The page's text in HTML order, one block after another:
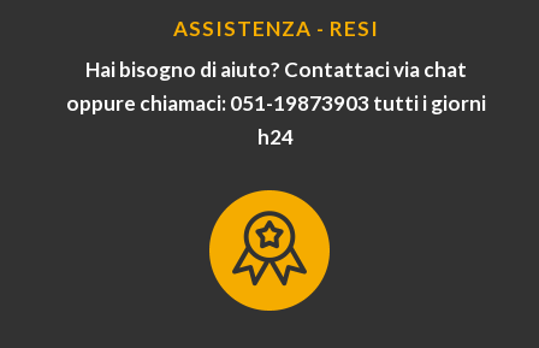
ASSISTENZA - RESI
Hai bisogno di aiuto? Contattaci via chat
oppure chiamaci: 051-19873903 tutti i giorni
h24